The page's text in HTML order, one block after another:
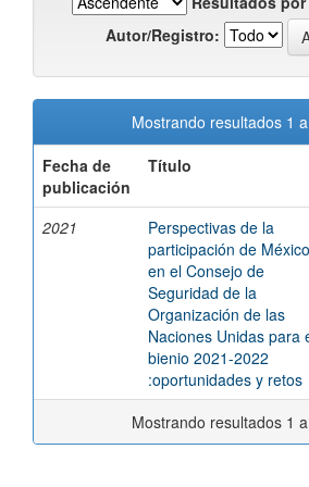
Autor/Registro:
Mostrando resultados 1
Fecha de
publicación
Título
2021
Perspectivas de la
participación de México
en el Consejo de
Seguridad de la
Organización de las
Naciones Unidas para
bienio 2021-2022
:oportunidades y retos
Mostrando resultados 1